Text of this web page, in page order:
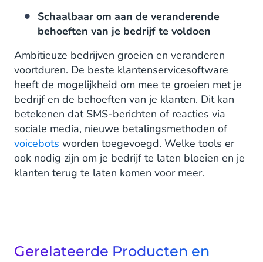
Schaalbaar om aan de veranderende
behoeften van je bedrijf te voldoen
Ambitieuze bedrijven groeien en veranderen
voortduren. De beste klantenservicesoftware
heeft de mogelijkheid om mee te groeien met je
bedrijf en de behoeften van je klanten. Dit kan
betekenen dat SMS-berichten of reacties via
sociale media, nieuwe betalingsmethoden of
voicebots worden toegevoegd. Welke tools er
ook nodig zijn om je bedrijf te laten bloeien en je
klanten terug te laten komen voor meer.
Gerelateerde Producten en